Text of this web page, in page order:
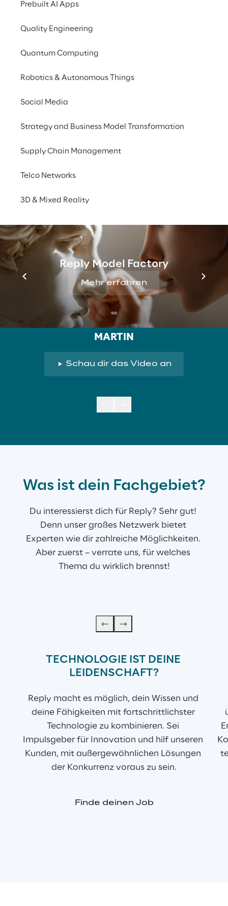
Prebuilt AI Apps
Quality Engineering
Quantum Computing
Robotics & Autonomous Things
Social Media
Strategy and Business Model Transformation
Supply Chain Management
Telco Networks
3D & Mixed Reality
Reply Model Factory
Mehr erfahren
Arbeiten bei Reply
Du möchtest wissen, wie es sich bei Reply
MARTIN
Schau dir das Video an
Was ist dein Fachgebiet?
Du interessierst dich für Reply? Sehr gut!
Denn unser großes Netzwerk bietet
Experten wie dir zahlreiche Möglichkeiten.
Aber zuerst – verrate uns, für welches
Thema du wirklich brennst!
TECHNOLOGIE IST DEINE
LEIDENSCHAFT?
Reply macht es möglich, dein Wissen und
deine Fähigkeiten mit fortschrittlichster
Technologie zu kombinieren. Sei
Impulsgeber für Innovation und hilf unseren
Kunden, mit außergewöhnlichen Lösungen
der Konkurrenz voraus zu sein.
Finde deinen Job